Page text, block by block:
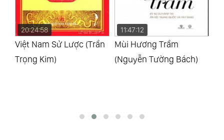
20:24:58
Việt Nam Sử Lược (Trần
Trọng Kim)
11:47:12
Mùi Hương Trầm
(Nguyễn Tường Bách)